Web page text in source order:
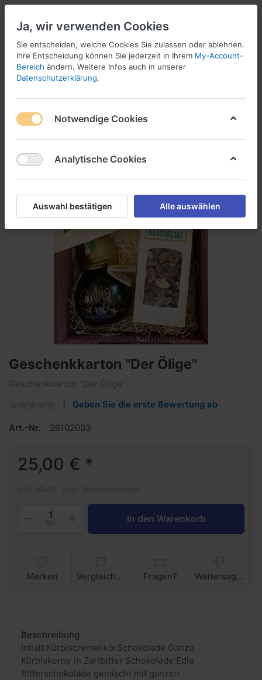
Menü Anmelden Vergleichen Wunschliste
Geschenkkarton "Der Ölige"
Geschenkkarton "Der Ölige"
Geben Sie die erste Bewertung ab
Art.-Nr. 26102003
25,00 € *
Stk In den Warenkorb
Merken Vergleichen Fragen? Weitersagen
Beschreibung
Inhalt:KürbiscremelikörSchokolade Ganze
Kürbiskerne in Zartbitter Schokolade:Edle
Bitterschokolade gemischt mit ganzen
Ja, wir verwenden Cookies
Sie entscheiden, welche Cookies Sie zulassen oder ablehnen.
Ihre Entscheidung können Sie jederzeit in Ihrem My-Account-
Bereich ändern. Weitere Infos auch in unserer
Datenschutzerklärung.
Notwendige Cookies
Analytische Cookies
Auswahl bestätigen Alle auswählen